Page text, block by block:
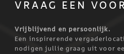
VRAAG EEN
Vrijblijvend en persoonlijk.
Een inspirerende
nodigen jullie graag uit voor